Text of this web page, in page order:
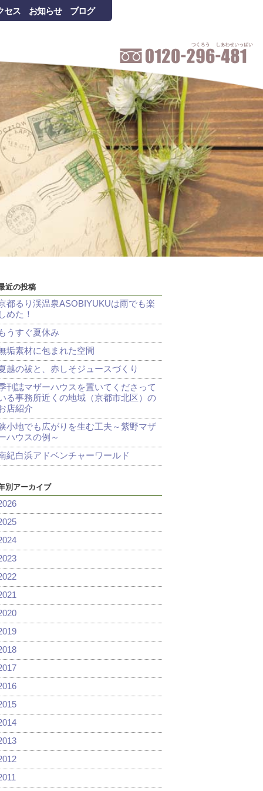
セス お知らせ ブログ
近の投稿
都るり渓温泉ASOBIYUKUは雨でも楽
めた！
うすぐ夏休み
垢素材に包まれた空間
越の祓と、赤しそジュースづくり
刊誌マザーハウスを置いてくださって
る事務所近くの地域（京都市北区）の
店紹介
小地でも広がりを生む工夫～紫野マザ
ハウスの例～
紀白浜アドベンチャーワールド
別アーカイブ